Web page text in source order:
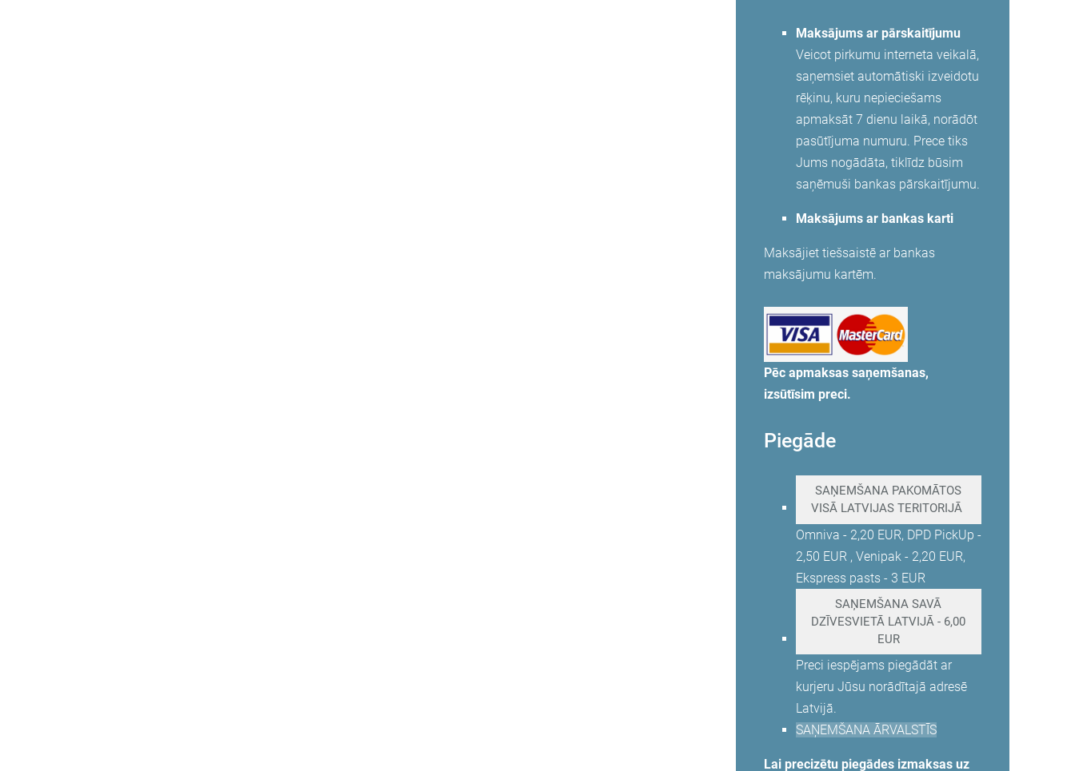
Maksājums ar pārskaitījumu
Veicot pirkumu interneta veikalā,
saņemsiet automātiski izveidotu
rēķinu, kuru nepieciešams
apmaksāt 7 dienu laikā, norādōt
pasūtījuma numuru. Prece tiks
Jums nogādāta, tiklīdz būsim
saņēmuši bankas pārskaitījumu.
Maksājums ar bankas karti
Maksājiet tiešsaistē ar bankas
maksājumu kartēm.
Pēc apmaksas saņemšanas,
izsūtīsim preci.
Piegāde
SAŅEMŠANA PAKOMĀTOS
VISĀ LATVIJAS TERITORIJĀ
Omniva - 2,20 EUR, DPD PickUp -
2,50 EUR , Venipak - 2,20 EUR,
Ekspress pasts - 3 EUR
SAŅEMŠANA SAVĀ
DZĪVESVIETĀ LATVIJĀ - 6,00
EUR
Preci iespējams piegādāt ar
kurjeru Jūsu norādītajā adresē
Latvijā.
SAŅEMŠANA ĀRVALSTĪS
Lai precizētu piegādes izmaksas uz